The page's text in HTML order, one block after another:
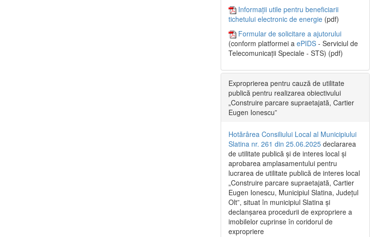
Informații utile pentru beneficiarii
tichetului electronic de energie (pdf)
Formular de solicitare a ajutorului
(conform platformei a ePIDS - Serviciul de
Telecomunicații Speciale - STS) (pdf)
Exproprierea pentru cauză de utilitate
publică pentru realizarea obiectivului
„Construire parcare supraetajată, Cartier
Eugen Ionescu”
Hotărârea Consiliului Local al Municipiului
Slatina nr. 261 din 25.06.2025 declararea
de utilitate publică și de interes local și
aprobarea amplasamentului pentru
lucrarea de utilitate publică de interes local
„Construire parcare supraetajată, Cartier
Eugen Ionescu, Municipiul Slatina, Județul
Olt”, situat în municipiul Slatina și
declanșarea procedurii de expropriere a
imobilelor cuprinse în coridorul de
expropriere